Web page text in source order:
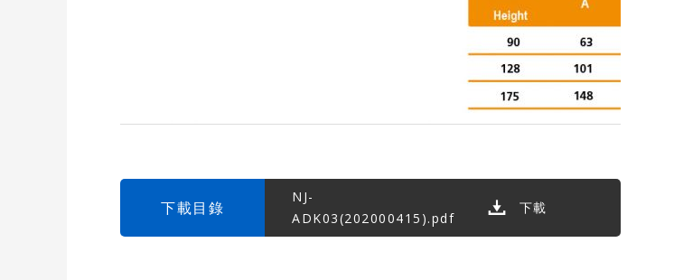
下載目錄
NJ-
ADK03(202000415).pdf
下載